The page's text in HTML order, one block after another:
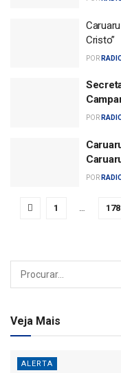
Cristo”
POR
POR
POR
1 … 178
Veja Mais
ALERTA